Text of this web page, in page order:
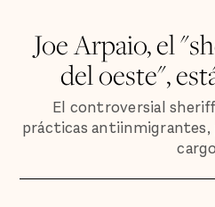
Joe Arpaio, el
del oeste",
El controversial
prácticas